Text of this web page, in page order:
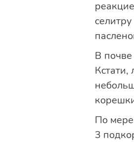
В
Кстати,
По мере
3